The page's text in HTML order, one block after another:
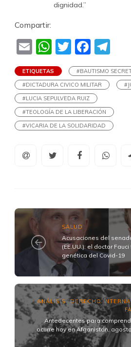
dignidad.”
Compartir:
EmailWhatsApp
Twitter
ETIQUETAS
#BAUTISMO
#DICTADURA CIVICO MILITAR
#LUCIA SEPULVEDA RUIZ
#TEOLOGÍA DE LA LIBERACIÓN
#VICARIA DE LA SOLIDARIDAD
SALUD
Acusaciones del
(EE.UU.): el doctor
genética del Covid-19
ANÁLISIS ,DERECHO
Antedecentes para
ocurre hoy en Afganistán,